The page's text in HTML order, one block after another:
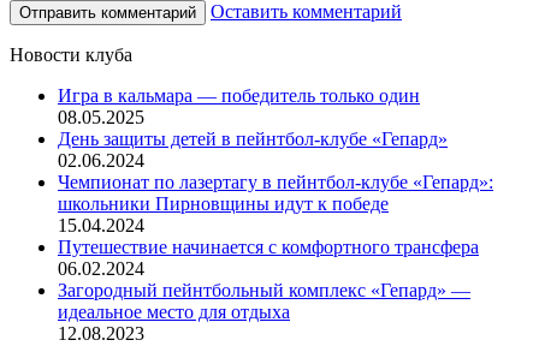
Оставить комментарий
Новости клуба
Игра в кальмара — победитель только один
08.05.2025
День защиты детей в пейнтбол-клубе «Гепард»
02.06.2024
Чемпионат по лазертагу в пейнтбол-клубе «Гепард»:
школьники Пирновщины идут к победе
15.04.2024
Путешествие начинается с комфортного трансфера
06.02.2024
Загородный пейнтбольный комплекс «Гепард» —
идеальное место для отдыха
12.08.2023